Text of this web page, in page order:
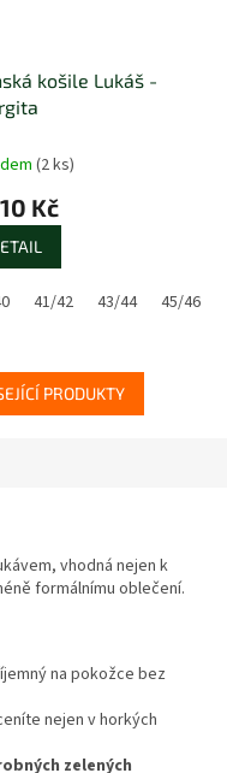
košile Lukáš -
(2 ks)
Kč
41/42 43/44 45/46
PRODUKTY
vhodná nejen k
formálnímu oblečení.
ý na pokožce bez
nejen v horkých
zelených